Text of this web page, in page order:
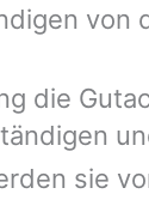
von
die
sie